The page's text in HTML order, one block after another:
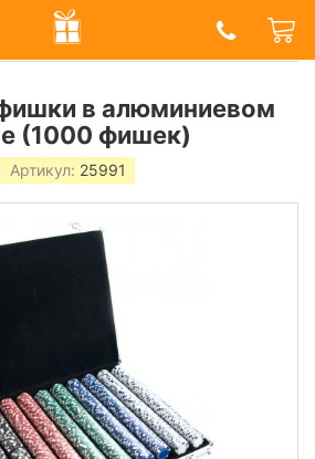
Prazdnik
Shop
в алюминиевом
(1000 фишек)
Артикул: 25991